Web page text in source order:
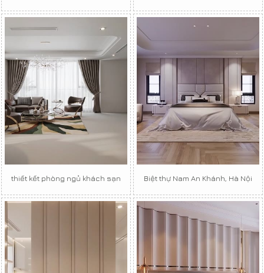
thiết kết phòng ngủ khách sạn Biệt thự Nam An Khánh, Hà Nội